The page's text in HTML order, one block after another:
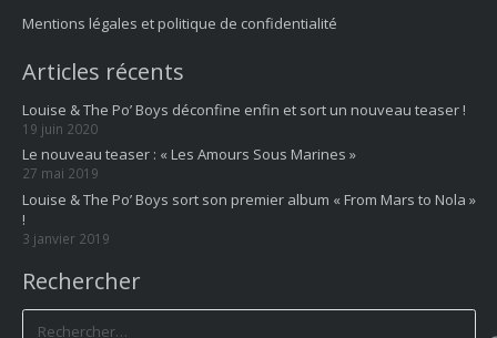
Mentions légales et politique de confidentialité
Articles récents
Louise & The Po’ Boys déconfine enfin et sort un nouveau teaser !
19 juin 2020
Le nouveau teaser : « Les Amours Sous Marines »
27 mai 2019
Louise & The Po’ Boys sort son premier album « From Mars to Nola »
!
3 janvier 2019
Rechercher